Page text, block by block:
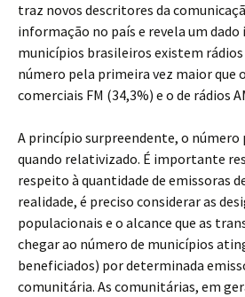
traz novos descritores da
informação no país e revela um dado
municípios brasileiros existem
número pela primeira vez maior que
comerciais FM (34,3%) e o de rádios
A princípio surpreendente, o número
quando relativizado. É importante
respeito à quantidade de emissoras
realidade, é preciso considerar as
populacionais e o alcance que as
chegar ao número de municípios
beneficiados) por determinada
comunitária. As comunitárias, em